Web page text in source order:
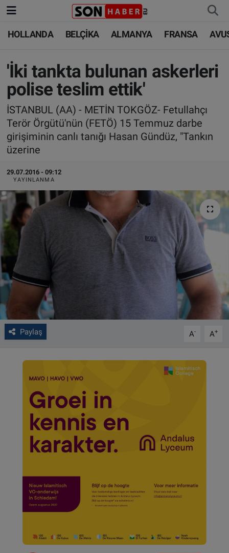
HOLLANDA BELÇİKA ALMANYA FRANSA
'İki tankta bulunan askerleri
polise teslim ettik'
İSTANBUL (AA) - METİN TOKGÖZ- Fetullahçı
Terör Örgütü'nün (FETÖ) 15 Temmuz darbe
girişiminin canlı tanığı Hasan Gündüz, "Tankın
üzerine
29.07.2016 - 09:12
YAYINLANMA
Paylaş A- A+
HOLLANDA
BELÇİKA
ALMANYA
FRANSA
AVUSTURYA
SAĞLIK - YAŞAM
BİLİM-TEKNOLOJİ
HOLLANDA
BELÇİKA
ALMANYA
TÜRKİYE
DÜNYA
BİLİM-TEKNOLOJİ
SAĞLIK
FOTO GALERİ
VIDEO GALERİ
ALGEMENE VOORWAARDEN
CONTACT
Çerez Politikası
Nöbetçi Eczaneler
Hava Durumu
Trafik Durumu
Süper Lig Puan Durumu ve Fikstür
Tüm Manşetler
Son Dakika Haberleri
Haber Arşivi